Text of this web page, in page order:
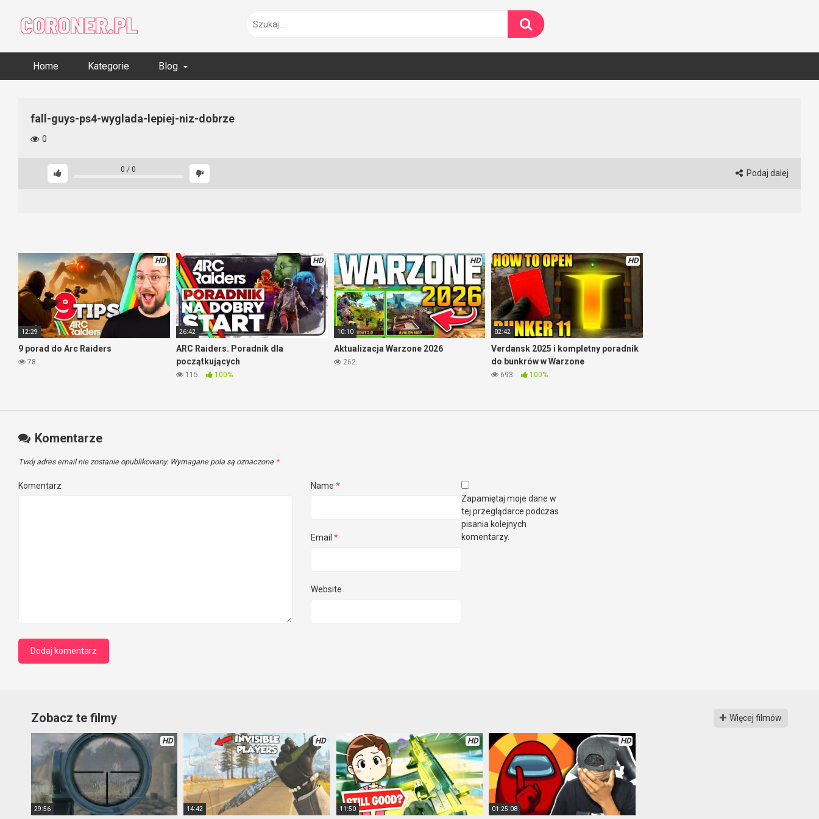
content
Home Kategorie Blog
fall-guys-ps4-wyglada-lepiej-niz-dobrze
0
0 / 0 Podaj dalej
HD
12:29
9 porad do Arc Raiders
78
HD
26:42
ARC Raiders. Poradnik dla
początkujących
115 100%
HD
10:10
Aktualizacja Warzone 2026
262
HD
02:42
Verdansk 2025 i kompletny poradnik
do bunkrów w Warzone
693 100%
Komentarze
Twój adres email nie zostanie opublikowany. Wymagane pola są oznaczone *
Komentarz Name *
Email *
Website
Zapamiętaj moje dane w
tej przeglądarce podczas
pisania kolejnych
komentarzy.
Zobacz te filmy Więcej filmów
HD
29:56
HD
14:42
HD
11:50
HD
01:25:08